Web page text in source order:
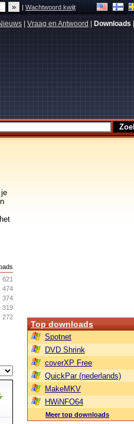
|Wachtwoord kwijt
Vraag en Antwoord Downloads
621
474
374
319
272
Top downloads
Spotnet
DVD Shrink
coverXP Free
QuickPar (nederlands)
MakeMKV
HWiNFO64
Meer top downloads